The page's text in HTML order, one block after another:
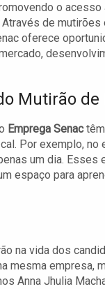
o acesso
Através de
oferece
Mutirão de
Emprega Senactêm
Por exemplo,
um dia. Esses
espaço para
na vida dos
empresa,
Anna Jhulia